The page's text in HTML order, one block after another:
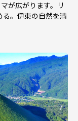
が広がります。リ
る。伊東の自然を満